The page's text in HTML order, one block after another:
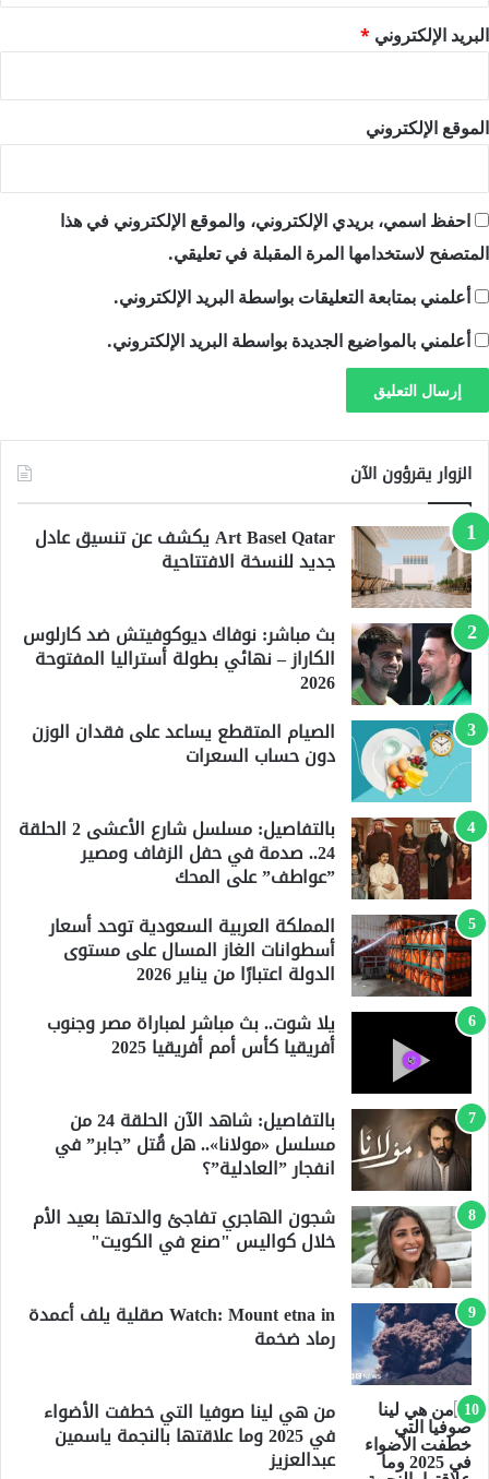
البريد الإلكتروني *
الموقع الإلكتروني
احفظ اسمي، بريدي الإلكتروني، والموقع الإلكتروني في هذا
المتصفح لاستخدامها المرة المقبلة في تعليقي.
أعلمني بمتابعة التعليقات بواسطة البريد الإلكتروني.
أعلمني بالمواضيع الجديدة بواسطة البريد الإلكتروني.
الزوار يقرؤون الآن
Art Basel Qatar يكشف عن تنسيق عادل
جديد للنسخة الافتتاحية
بث مباشر: نوفاك ديوكوفيتش ضد كارلوس
الكاراز – نهائي بطولة أستراليا المفتوحة
2026
الصيام المتقطع يساعد على فقدان الوزن
دون حساب السعرات
بالتفاصيل: مسلسل شارع الأعشى 2 الحلقة
24.. صدمة في حفل الزفاف ومصير
”عواطف” على المحك
المملكة العربية السعودية توحد أسعار
أسطوانات الغاز المسال على مستوى
الدولة اعتبارًا من يناير 2026
يلا شوت.. بث مباشر لمباراة مصر وجنوب
أفريقيا كأس أمم أفريقيا 2025
بالتفاصيل: شاهد الآن الحلقة 24 من
مسلسل «مولانا».. هل قُتل ”جابر” في
انفجار ”العادلية”؟
شجون الهاجري تفاجئ والدتها بعيد الأم
خلال كواليس "صنع في الكويت"
Watch: Mount etna in صقلية يلف أعمدة
رماد ضخمة
من هي لينا صوفيا التي خطفت الأضواء
في 2025 وما علاقتها بالنجمة ياسمين
عبدالعزيز